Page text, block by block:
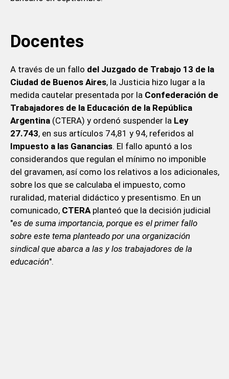
Docentes
A través de un fallo del Juzgado de Trabajo 13 de la
Ciudad de Buenos Aires, la Justicia hizo lugar a la
medida cautelar presentada por la Confederación de
Trabajadores de la Educación de la República
Argentina (CTERA) y ordenó suspender la Ley
27.743, en sus artículos 74,81 y 94, referidos al
Impuesto a las Ganancias. El fallo apuntó a los
considerandos que regulan el mínimo no imponible
del gravamen, así como los relativos a los adicionales,
sobre los que se calculaba el impuesto, como
ruralidad, material didáctico y presentismo. En un
comunicado, CTERAplanteó que la decisión judicial
"es de suma importancia, porque es el primer fallo
sobre este tema planteado por una organización
sindical que abarca a las y los trabajadores de la
educación".